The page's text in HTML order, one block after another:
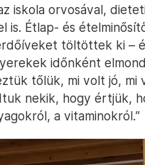
iskola orvosával,
is. Étlap- és
töltöttek ki –
időnként
tőlük, mi volt jó, mi
nekik, hogy értjük,
a vitaminokról.”